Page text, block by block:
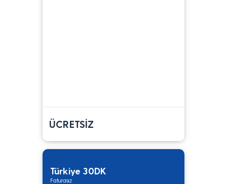
ÜCRETSİZ
Türkiye 30DK
Faturasız